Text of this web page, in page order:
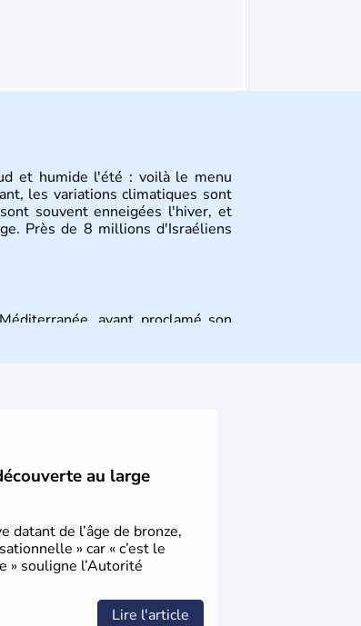
et humide l'été : voilà le menu
les variations climatiques sont
souvent enneigées l'hiver, et
Près de 8 millions d'Israéliens
ayant proclamé son
au large
datant de l’âge de bronze,
» car « c’est le
» souligne l’Autorité
Lire l'article